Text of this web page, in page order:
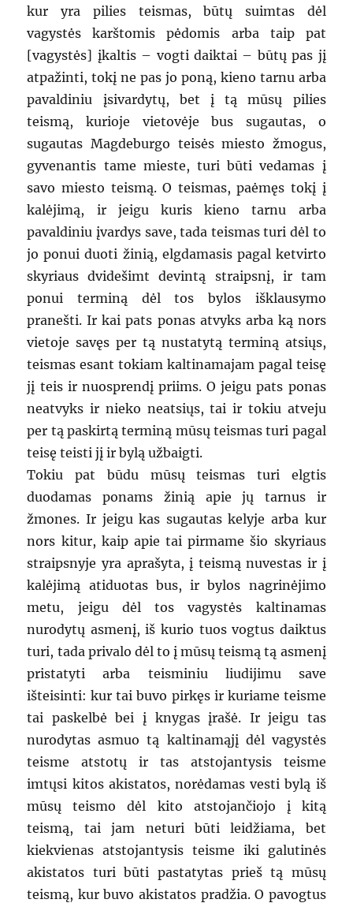
kur yra pilies teismas, būtų suimtas dėl
vagystės karštomis pėdomis arba taip pat
[vagystės] įkaltis – vogti daiktai – būtų pas jį
atpažinti, tokį ne pas jo poną, kieno tarnu arba
pavaldiniu įsivardytų, bet į tą mūsų pilies
teismą, kurioje vietovėje bus sugautas, o
sugautas Magdeburgo teisės miesto žmogus,
gyvenantis tame mieste, turi būti vedamas į
savo miesto teismą. O teismas, paėmęs tokį į
kalėjimą, ir jeigu kuris kieno tarnu arba
pavaldiniu įvardys save, tada teismas turi dėl to
jo ponui duoti žinią, elgdamasis pagal ketvirto
skyriaus dvidešimt devintą straipsnį, ir tam
ponui terminą dėl tos bylos išklausymo
pranešti. Ir kai pats ponas atvyks arba ką nors
vietoje savęs per tą nustatytą terminą atsiųs,
teismas esant tokiam kaltinamajam pagal teisę
jį teis ir nuosprendį priims. O jeigu pats ponas
neatvyks ir nieko neatsiųs, tai ir tokiu atveju
per tą paskirtą terminą mūsų teismas turi pagal
teisę teisti jį ir bylą užbaigti.
Tokiu pat būdu mūsų teismas turi elgtis
duodamas ponams žinią apie jų tarnus ir
žmones. Ir jeigu kas sugautas kelyje arba kur
nors kitur, kaip apie tai pirmame šio skyriaus
straipsnyje yra aprašyta, į teismą nuvestas ir į
kalėjimą atiduotas bus, ir bylos nagrinėjimo
metu, jeigu dėl tos vagystės kaltinamas
nurodytų asmenį, iš kurio tuos vogtus daiktus
turi, tada privalo dėl to į mūsų teismą tą asmenį
pristatyti arba teisminiu liudijimu save
išteisinti: kur tai buvo pirkęs ir kuriame teisme
tai paskelbė bei į knygas įrašė. Ir jeigu tas
nurodytas asmuo tą kaltinamąjį dėl vagystės
teisme atstotų ir tas atstojantysis teisme
imtųsi kitos akistatos, norėdamas vesti bylą iš
mūsų teismo dėl kito atstojančiojo į kitą
teismą, tai jam neturi būti leidžiama, bet
kiekvienas atstojantysis teisme iki galutinės
akistatos turi būti pastatytas prieš tą mūsų
teismą, kur buvo akistatos pradžia. O pavogtus